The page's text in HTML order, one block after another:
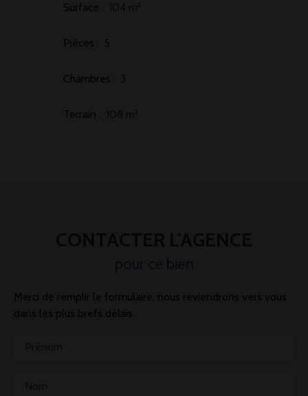
Surface :
Pièces :
Chambres :
Terrain :
Merci de remplir le formulaire, nous reviendrons vers vous
dans les plus brefs délais.